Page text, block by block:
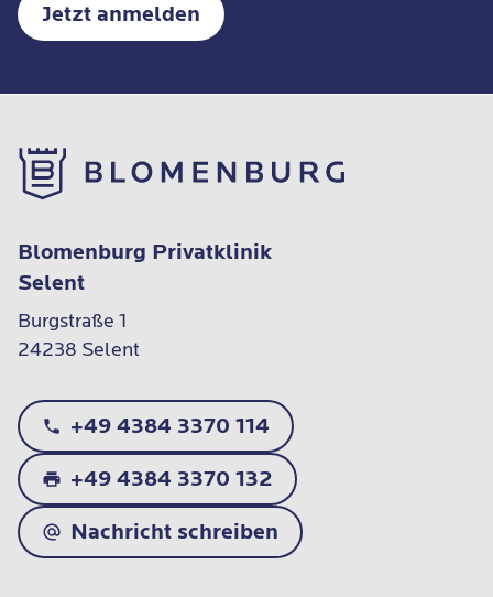
Jetzt anmelden
Blomenburg Privatklinik
Selent
Burgstraße 1
24238 Selent
+49 4384 3370 114
+49 4384 3370 132
Nachricht schreiben